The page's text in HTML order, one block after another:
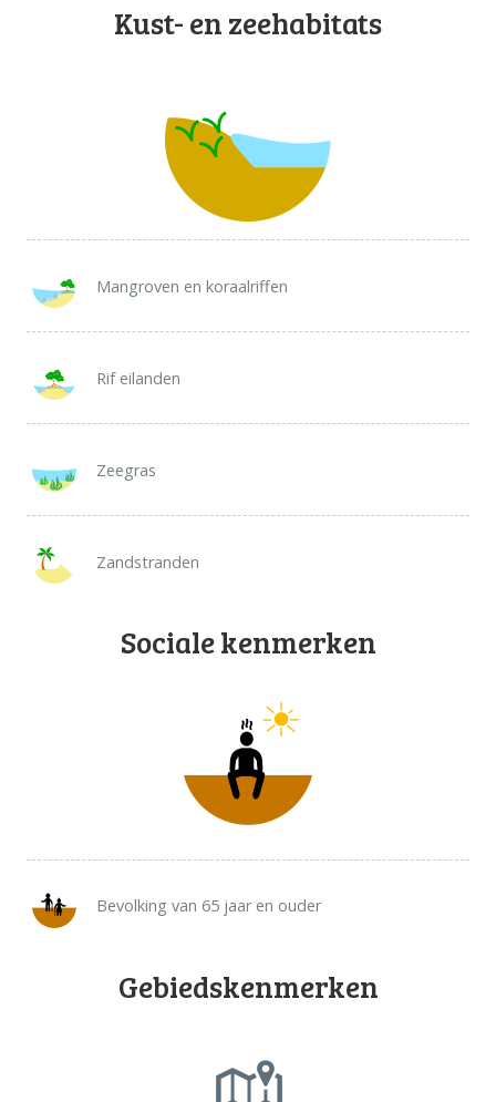
Kust- en zeehabitats
Mangroven en koraalriffen
Rif eilanden
Zeegras
Zandstranden
Sociale kenmerken
Bevolking van 65 jaar en ouder
Gebiedskenmerken